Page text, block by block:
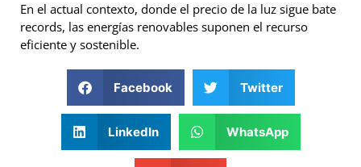
En el actual contexto, donde el precio de la luz sigue bate
records, las energías renovables suponen el recurso
eficiente y sostenible.
Facebook Twitter
LinkedIn WhatsApp